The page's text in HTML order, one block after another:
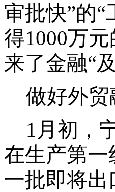
审批快”的
得1000万
来了金融“
做好外贸
1月初，
在生产第
一批即将